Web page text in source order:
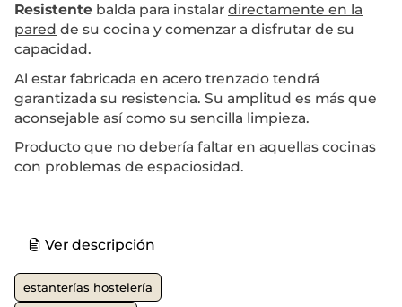
Resistente balda para instalar directamente en la
pared de su cocina y comenzar a disfrutar de su
capacidad.
Al estar fabricada en acero trenzado tendrá
garantizada su resistencia. Su amplitud es más que
aconsejable así como su sencilla limpieza.
Producto que no debería faltar en aquellas cocinas
con problemas de espaciosidad.
Ver descripción
estanterías hostelería